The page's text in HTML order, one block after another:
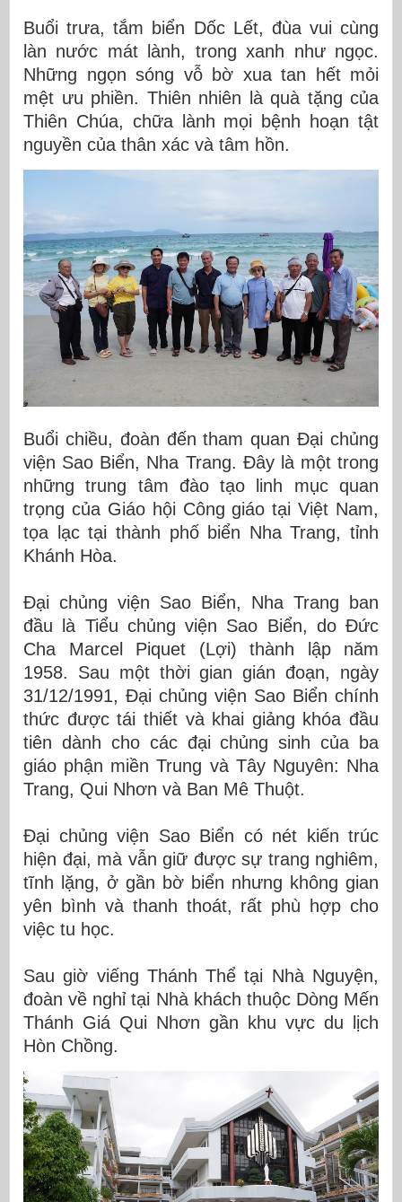
Buổi trưa, tắm biển Dốc Lết, đùa vui cùng
làn nước mát lành, trong xanh như ngọc.
Những ngọn sóng vỗ bờ xua tan hết mỏi
mệt ưu phiền. Thiên nhiên là quà tặng của
Thiên Chúa, chữa lành mọi bệnh hoạn tật
nguyền của thân xác và tâm hồn.
Buổi chiều, đoàn đến tham quan Đại chủng
viện Sao Biển, Nha Trang. Đây là một trong
những trung tâm đào tạo linh mục quan
trọng của Giáo hội Công giáo tại Việt Nam,
tọa lạc tại thành phố biển Nha Trang, tỉnh
Khánh Hòa.
Đại chủng viện Sao Biển, Nha Trang ban
đầu là Tiểu chủng viện Sao Biển, do Đức
Cha Marcel Piquet (Lợi) thành lập năm
1958. Sau một thời gian gián đoạn, ngày
31/12/1991, Đại chủng viện Sao Biển chính
thức được tái thiết và khai giảng khóa đầu
tiên dành cho các đại chủng sinh của ba
giáo phận miền Trung và Tây Nguyên: Nha
Trang, Qui Nhơn và Ban Mê Thuột.
Đại chủng viện Sao Biển có nét kiến trúc
hiện đại, mà vẫn giữ được sự trang nghiêm,
tĩnh lặng, ở gần bờ biển nhưng không gian
yên bình và thanh thoát, rất phù hợp cho
việc tu học.
Sau giờ viếng Thánh Thể tại Nhà Nguyện,
đoàn về nghỉ tại Nhà khách thuộc Dòng Mến
Thánh Giá Qui Nhơn gần khu vực du lịch
Hòn Chồng.